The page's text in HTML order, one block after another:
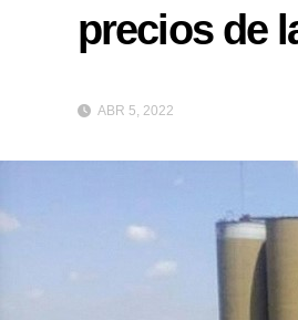
precios de
ABR 5, 2022